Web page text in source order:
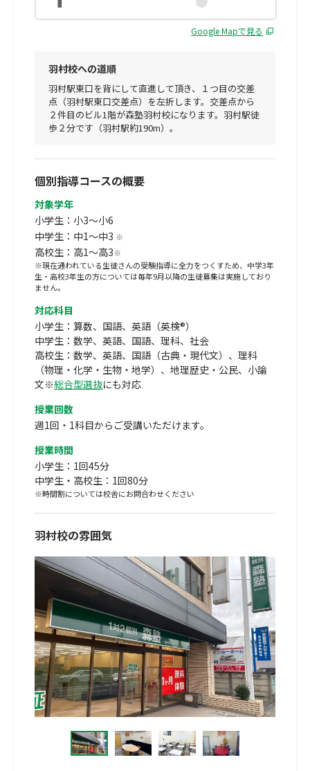
個別指導コースの概要
対象学年
小学生：小3～小6
中学生：中1～中3 ※
高校生：高1～高3※
※現在通われている生徒さんの受験指導に全力をつくすため、中学3年
生・高校3年生の方については毎年9月以降の生徒募集は実施しており
ません。
対応科目
小学生：算数、国語、英語（英検®）
中学生：数学、英語、国語、理科、社会
高校生：数学、英語、国語（古典・現代文）、理科
（物理・化学・生物・地学）、地理歴史・公民、小論
文※総合型選抜にも対応
授業回数
週1回・1科目からご受講いただけます。
授業時間
小学生：1回45分
中学生・高校生：1回80分
※時間割については校舎にお問合わせください
羽村校の雰囲気
Google Mapで見る
羽村校への道順
羽村駅東口を背にして直進して頂き、１つ目の交差
点（羽村駅東口交差点）を左折します。交差点から
２件目のビル1階が森塾羽村校になります。羽村駅徒
歩２分です（羽村駅約190m）。